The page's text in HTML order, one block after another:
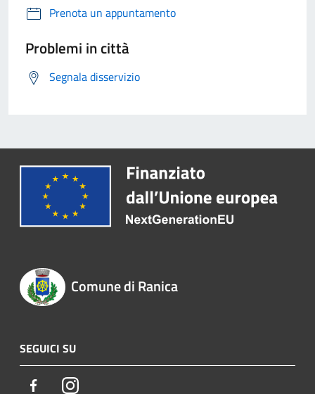
Prenota un appuntamento
Problemi in città
Segnala disservizio
Comune di Ranica
SEGUICI SU
FacebookInstagram